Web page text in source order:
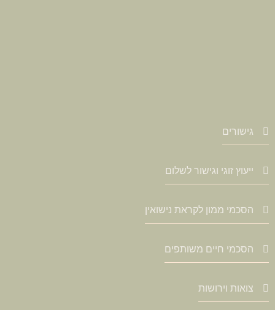
גישורים
ייעוץ זוגי וגישור לשלום
הסכמי ממון לקראת נישואין
הסכמי חיים משותפים
צואות וירושות